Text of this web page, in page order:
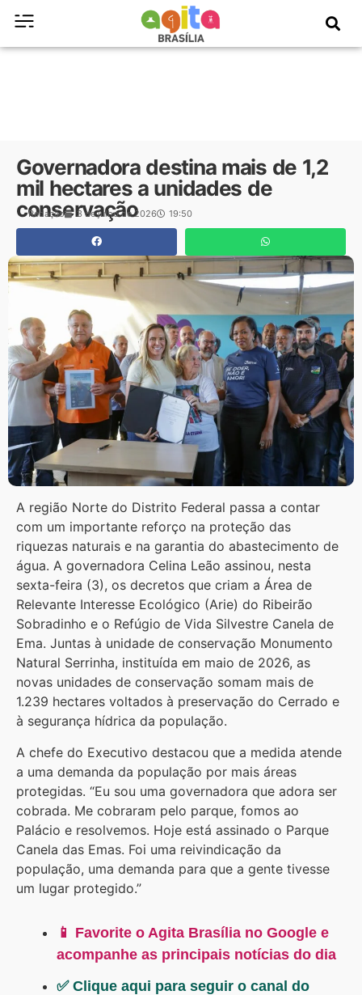
Governadora destina mais de 1,2
mil hectares a unidades de
conservação
Redação 3 de julho de 2026 19:50
A região Norte do Distrito Federal passa a contar
com um importante reforço na proteção das
riquezas naturais e na garantia do abastecimento de
água. A governadora Celina Leão assinou, nesta
sexta-feira (3), os decretos que criam a Área de
Relevante Interesse Ecológico (Arie) do Ribeirão
Sobradinho e o Refúgio de Vida Silvestre Canela de
Ema. Juntas à unidade de conservação Monumento
Natural Serrinha, instituída em maio de 2026, as
novas unidades de conservação somam mais de
1.239 hectares voltados à preservação do Cerrado e
à segurança hídrica da população.
A chefe do Executivo destacou que a medida atende
a uma demanda da população por mais áreas
protegidas. “Eu sou uma governadora que adora ser
cobrada. Me cobraram pelo parque, fomos ao
Palácio e resolvemos. Hoje está assinado o Parque
Canela das Emas. Foi uma reivindicação da
população, uma demanda para que a gente tivesse
um lugar protegido.”
📱 Favorite o Agita Brasília no Google e
acompanhe as principais notícias do dia
✅ Clique aqui para seguir o canal do